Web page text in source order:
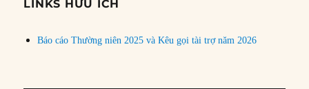
LINKS HỮU ÍCH
Báo cáo Thường niên 2025 và Kêu gọi tài trợ năm 2026